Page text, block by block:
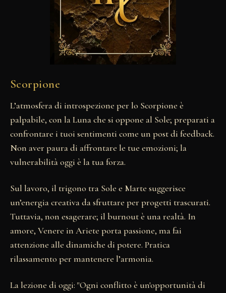
Scorpione
L’atmosfera di introspezione per lo Scorpione è
palpabile, con la Luna che si oppone al Sole; preparati a
confrontare i tuoi sentimenti come un post di feedback.
Non aver paura di affrontare le tue emozioni; la
vulnerabilità oggi è la tua forza.
Sul lavoro, il trigono tra Sole e Marte suggerisce
un’energia creativa da sfruttare per progetti trascurati.
Tuttavia, non esagerare; il burnout è una realtà. In
amore, Venere in Ariete porta passione, ma fai
attenzione alle dinamiche di potere. Pratica
rilassamento per mantenere l’armonia.
La lezione di oggi: "Ogni conflitto è un'opportunità di